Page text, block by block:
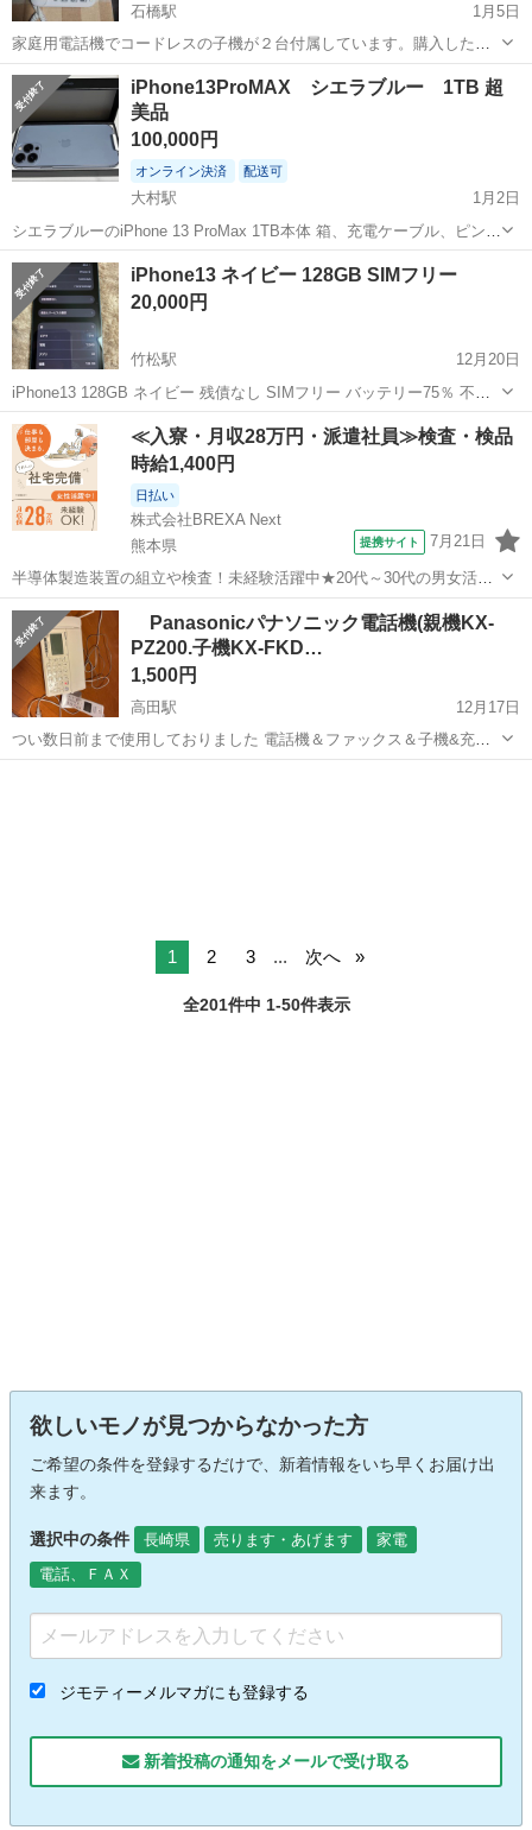
石橋駅
1月5日
家庭用電話機でコードレスの子機が２台付属しています。購入したの
は2020年ですから5年ほど使用しています。 子機の充電器２台と取扱
説明書も付属しており、壁掛けにもできます。 取りに来てくれるかた
に無償で譲渡します。ただ子機の...
長崎 長崎市 コードレス電話
iPhone13ProMAX シエラブルー 1TB 超
美品
100,000円
オンライン決済 配送可
大村駅
1月2日
シエラブルーのiPhone 13 ProMax 1TB本体 箱、充電ケーブル、ピンな
ど、購入時の付属品は未使用となります。 初期化済みで、電源を入れ
たら、こんにちは画面になっています。 購入時に画面保護フィルムを
貼り、本...
長崎 大村市 電話、ＦＡＸ
iPhone13 ネイビー 128GB SIMフリー
20,000円
竹松駅
12月20日
iPhone13 128GB ネイビー 残債なし SIMフリー バッテリー75％ 不具
合なし 初期化済み 全体的に小キズあり 使用には問題ないです。
長崎 大村市 竹松駅 電話、ＦＡＸ ネイビー
≪入寮・月収28万円・派遣社員≫検査・検品
時給1,400円
日払い
株式会社BREXA Next
熊本県
提携サイト 7月21日
半導体製造装置の組立や検査！未経験活躍中★20代～30代の男女活躍
中★ワンルーム寮完備！赴任旅費会社負担！マイカー通勤OK！無料駐
車場あり！正社員登用あり！《熊本県菊池郡大津町》 人気の工場のお
仕事 ◇半導体製造装置の組立...
熊本 その他
Panasonicパナソニック電話機(親機KX-
PZ200.子機KX-FKD…
1,500円
高田駅
12月17日
つい数日前まで使用しておりました 電話機＆ファックス＆子機&充電
器 ファックスが必要だったので持ってましたが、最近は電話機じたい
1 2 3 ... 次へ
全201件中 1-50件表示
欲しいモノが見つからなかった方
ご希望の条件を登録するだけで、新着情報をいち早くお届け出
来ます。
選択中の条件 長崎県 売ります・あげます
家電
電話、ＦＡＸ
ジモティーメルマガにも登録する
新着投稿の通知をメールで受け取る